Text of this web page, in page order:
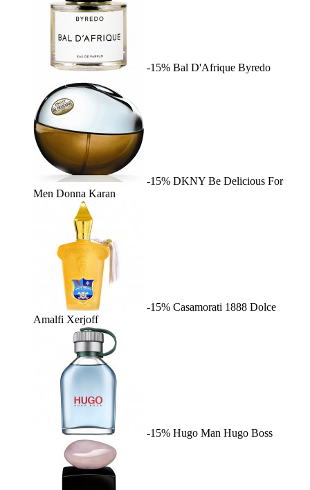
-15% Bal D'Afrique Byredo
-15% DKNY Be Delicious For
Men Donna Karan
-15% Casamorati 1888 Dolce
Amalfi Xerjoff
-15% Hugo Man Hugo Boss